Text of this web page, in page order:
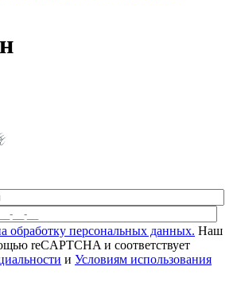
обработку персональных данных. Наш
reCAPTCHA и соответствует
и Условиям использования